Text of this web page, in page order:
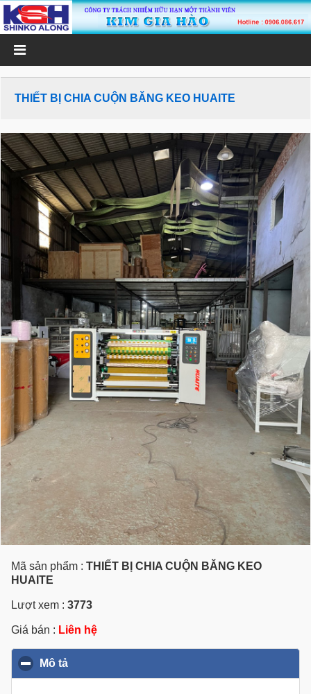
THIẾT BỊ CHIA CUỘN BĂNG KEO HUAITE
Mã sản phẩm : THIẾT BỊ CHIA CUỘN BĂNG KEO
HUAITE
Lượt xem : 3773
Giá bán : Liên hệ
Mô tả